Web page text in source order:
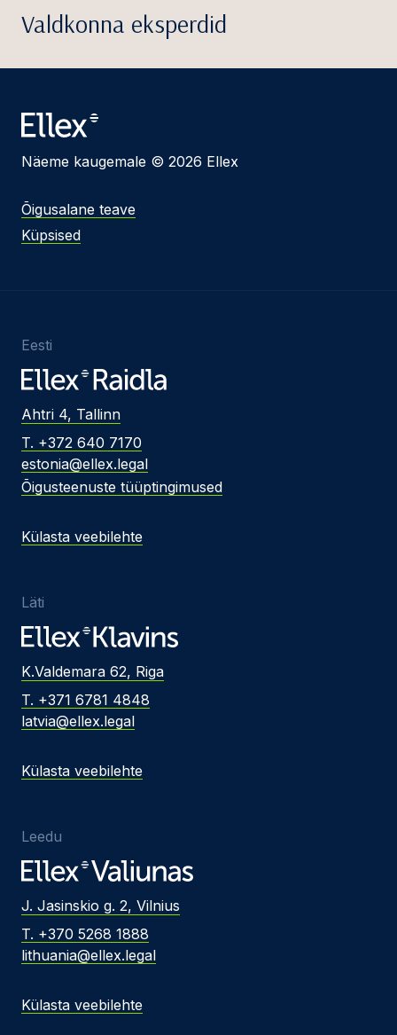
Valdkonna eksperdid
Näeme kaugemale © 2026 Ellex
Õigusalane teave
Küpsised
Eesti
Ahtri 4, Tallinn
T. +372 640 7170
estonia@ellex.legal
Õigusteenuste tüüptingimused
Külasta veebilehte
Läti
K.Valdemara 62, Riga
T. +371 6781 4848
latvia@ellex.legal
Külasta veebilehte
Leedu
J. Jasinskio g. 2, Vilnius
T. +370 5268 1888
lithuania@ellex.legal
Külasta veebilehte